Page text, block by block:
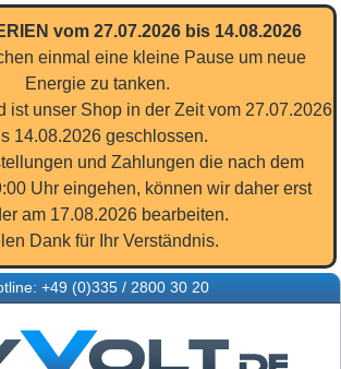
vom 27.07.2026 bis 14.08.2026
einmal eine kleine Pause um neue
Energie zu tanken.
ist unser Shop in der Zeit vom 27.07.2026
14.08.2026 geschlossen.
und Zahlungen die nach dem
Uhr eingehen, können wir daher erst
am 17.08.2026 bearbeiten.
Dank für Ihr Verständnis.
+49 (0)335 / 2800 30 20